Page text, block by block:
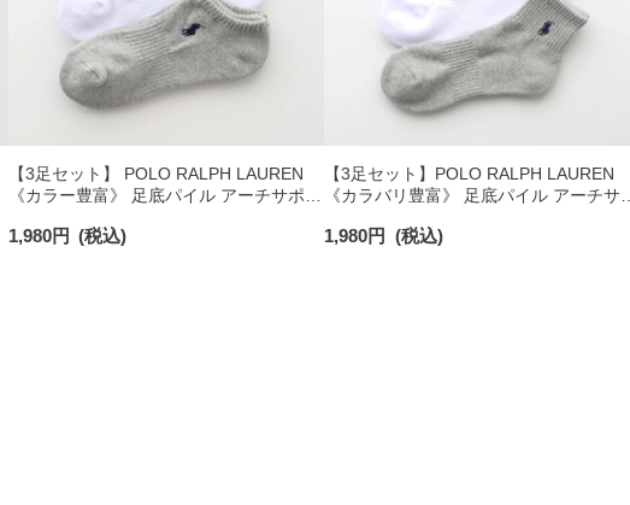
【3足セット】 POLO RALPH LAUREN
《カラー豊富》 足底パイル アーチサポー
クス レディース 93246602
1,980円 (税込)
【3足セット】POLO RALPH LAUREN
《カラバリ豊富》 足底パイル アーチサポ
クス レディース 93246604
1,980円 (税込)